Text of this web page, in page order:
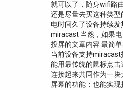
就可以了，随身wifi路
还是尽量去买这种类
电时间久了设备持续
miracast 当然，如果
投屏的文章内容 最简
当前设备支持miracast
能用最传统的鼠标点
连接起来共同作为一
屏幕的功能；也能实